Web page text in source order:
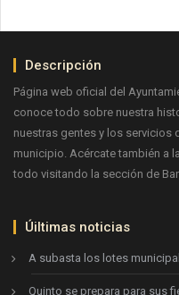
Descripción
Página web oficial del
conoce todo sobre nuestra
nuestras gentes y los servicios
municipio. Acércate también a
todo visitando la sección de
Úiltimas noticias
A subasta los lotes
Quinto se prepara para sus